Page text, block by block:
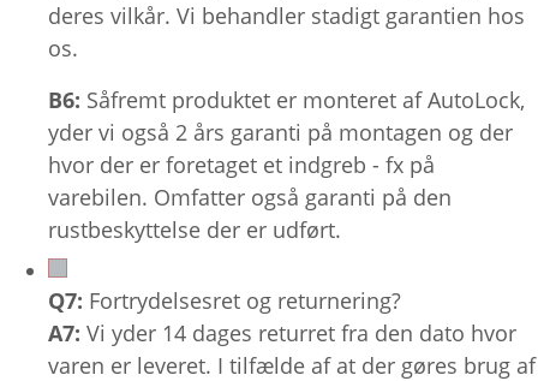
deres vilkår. Vi behandler stadigt garantien hos
os.
B6: Såfremt produktet er monteret af AutoLock,
yder vi også 2 års garanti på montagen og der
hvor der er foretaget et indgreb - fx på
varebilen. Omfatter også garanti på den
rustbeskyttelse der er udført.
Q7: Fortrydelsesret og returnering?
A7: Vi yder 14 dages returret fra den dato hvor
varen er leveret. I tilfælde af at der gøres brug af